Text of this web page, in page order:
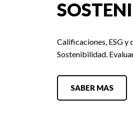
Calificaciones, ESG y
Sostenibilidad.
SABER MAS